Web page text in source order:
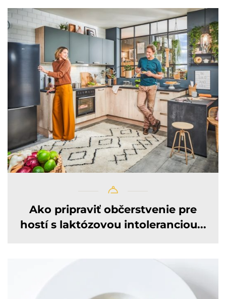
Ako pripraviť občerstvenie pre
hostí s laktózovou intoleranciou...